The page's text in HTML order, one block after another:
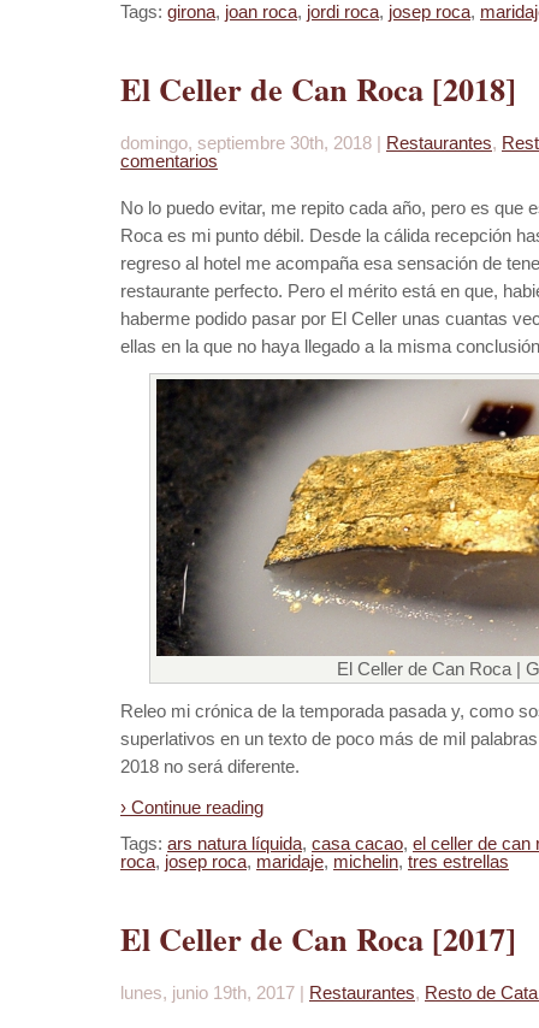
Tags: girona, joan roca, jordi roca, josep roca,
El Celler de Can Roca [2018]
domingo, septiembre 30th, 2018 | Restaurantes,
comentarios
No lo puedo evitar, me repito cada año, pero es que
Roca es mi punto débil. Desde la cálida recepción
regreso al hotel me acompaña esa sensación de
restaurante perfecto. Pero el mérito está en que,
haberme podido pasar por El Celler unas cuantas
ellas en la que no haya llegado a la misma
El Celler de Can Roca |
Releo mi crónica de la temporada pasada y, como
superlativos en un texto de poco más de mil
2018 no será diferente.
› Continue reading
Tags: ars natura líquida, casa cacao, el celler de can
roca, josep roca, maridaje, michelin, tres estrellas
El Celler de Can Roca [2017]
lunes, junio 19th, 2017 | Restaurantes, Resto de